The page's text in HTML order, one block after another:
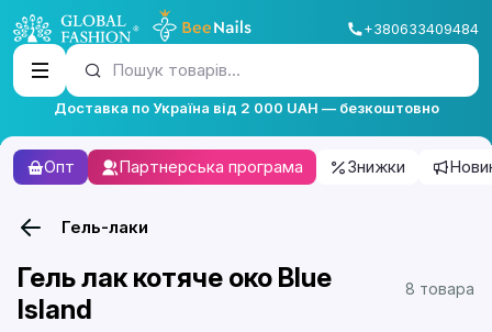
+380633409484
Пошук товарів...
Доставка по Україна від 2 000 UAH — безкоштовно
Опт Партнерська програма Знижки
Гель-лаки
Гель лак котяче око Blue
Island
8 товара